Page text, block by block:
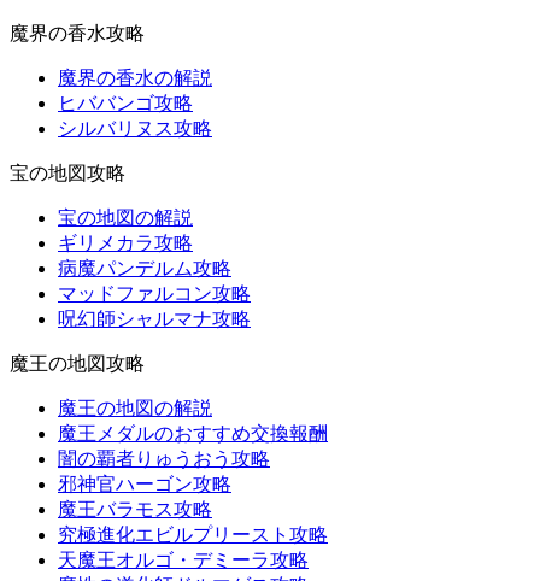
魔界の香水攻略
魔界の香水の解説
ヒババンゴ攻略
シルバリヌス攻略
宝の地図攻略
宝の地図の解説
ギリメカラ攻略
病魔パンデルム攻略
マッドファルコン攻略
呪幻師シャルマナ攻略
魔王の地図攻略
魔王の地図の解説
魔王メダルのおすすめ交換報酬
闇の覇者りゅうおう攻略
邪神官ハーゴン攻略
魔王バラモス攻略
究極進化エビルプリースト攻略
天魔王オルゴ・デミーラ攻略